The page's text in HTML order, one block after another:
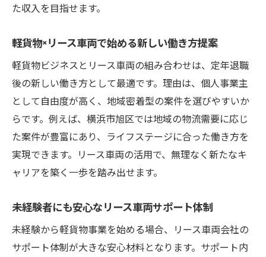
た収入を目指せます。
軽貨物×リース車両で始める新しい働き方提案
軽貨物ビジネスとリース車両の組み合わせは、定年退職
後の新しい働き方として最適です。理由は、個人事業主
として自由度が高く、地域密着型の案件を選びやすいか
らです。例えば、横浜市旭区では地域の物流需要に応じ
た案件が豊富にあり、ライフステージに合った働き方を
実現できます。リース車両の活用で、無理なく新たなキ
ャリアを築く一歩を踏み出せます。
未経験者にも安心なリース車両サポート体制
未経験から軽貨物事業を始める場合、リース車両会社の
サポート体制が大きな安心材料となります。サポート内